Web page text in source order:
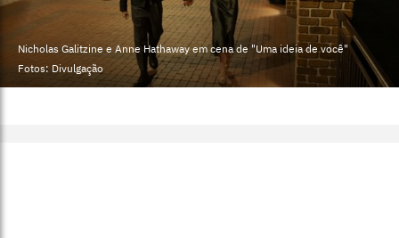
Nicholas Galitzine e Anne Hathaway em cena de "Uma ideia de você"
Fotos: Divulgação